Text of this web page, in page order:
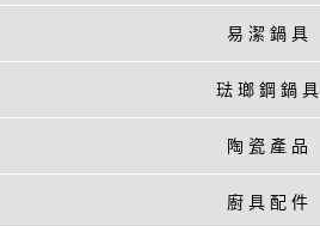
易 潔 鍋 具
琺 瑯 鋼 鍋 具
陶 瓷 產 品
廚 具 配 件